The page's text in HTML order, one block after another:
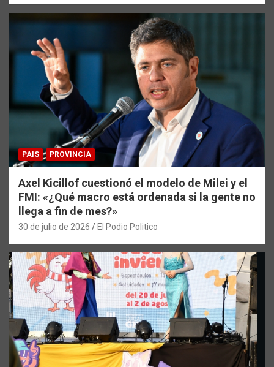
PAIS PROVINCIA
Axel Kicillof cuestionó el modelo de Milei y el
FMI: «¿Qué macro está ordenada si la gente no
llega a fin de mes?»
30 de julio de 2026 El Podio Politico